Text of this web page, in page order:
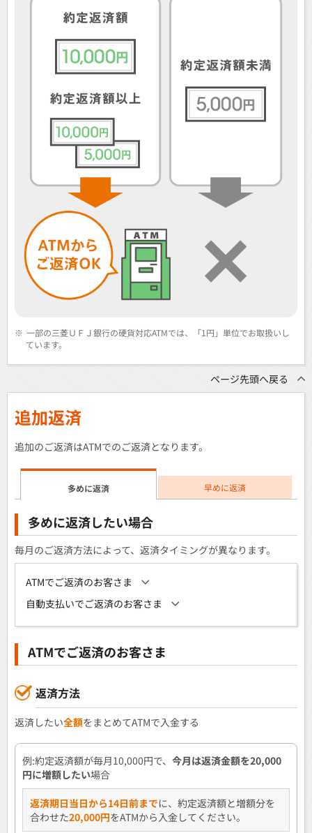
※ 一部の三菱ＵＦＪ銀行の硬貨対応ATMでは、「1円」単位でお取扱いし
ています。
ページ先頭へ戻る
追加返済
追加のご返済はATMでのご返済となります。
多めに返済 早めに返済
多めに返済したい場合
毎月のご返済方法によって、返済タイミングが異なります。
ATMでご返済のお客さま
自動支払いでご返済のお客さま
ATMでご返済のお客さま
返済方法
返済したい全額をまとめてATMで入金する
例:約定返済額が毎月10,000円で、 今月は返済金額を20,000
円に増額したい場合
返済期日当日から14日前までに、約定返済額と増額分を
合わせた20,000円をATMから入金してください。